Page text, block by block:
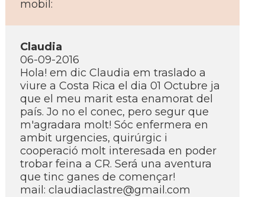
mobil:
Claudia
06-09-2016
Hola! em dic Claudia em traslado a
viure a Costa Rica el dia 01 Octubre ja
que el meu marit esta enamorat del
paí­s. Jo no el conec, pero segur que
m'agradara molt! Sóc enfermera en
ambit urgencies, quirúrgic i
cooperació molt interesada en poder
trobar feina a CR. Será una aventura
que tinc ganes de començar!
mail: claudiaclastre@gmail.com